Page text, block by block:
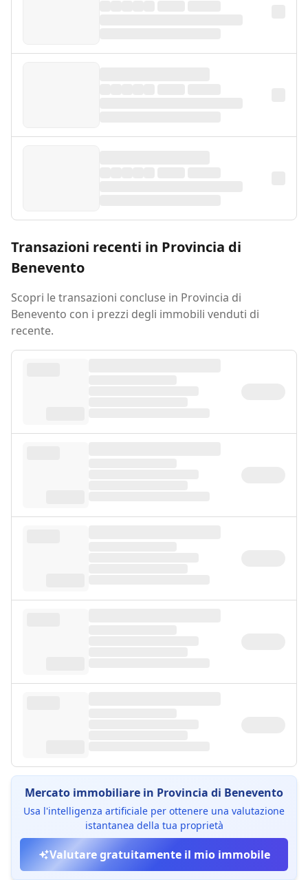
Transazioni recenti in Provincia di
Benevento
Scopri le transazioni concluse in Provincia di
Benevento con i prezzi degli immobili venduti di
recente.
Mercato immobiliare in Provincia di Benevento
Usa l'intelligenza artificiale per ottenere una valutazione
istantanea della tua proprietà
Valutare gratuitamente il mio immobile